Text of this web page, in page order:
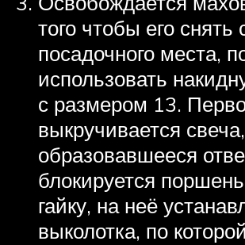
того чтобы его снять
посадочного места,
использовать
с размером 13.
выкручивается
образовавшееся
блокируется
гайку, на неё
выколотка, по которой